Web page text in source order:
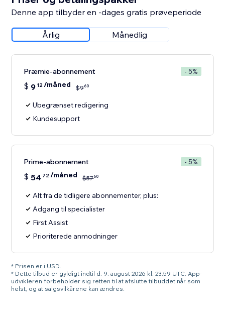
Denne app tilbyder en -dages gratis prøveperiode
Årlig Månedlig
Præmie-abonnement - 5%
$ 9 12/måned $960
Ubegrænset redigering
Kundesupport
Prime-abonnement - 5%
$ 54 72/måned $5760
Alt fra de tidligere abonnementer, plus:
Adgang til specialister
First Assist
Prioriterede anmodninger
* Prisen er i USD.
* Dette tilbud er gyldigt indtil d. 9. august 2026 kl. 23.59 UTC. App-
udvikleren forbeholder sig retten til at afslutte tilbuddet når som
helst, og at salgsvilkårene kan ændres.